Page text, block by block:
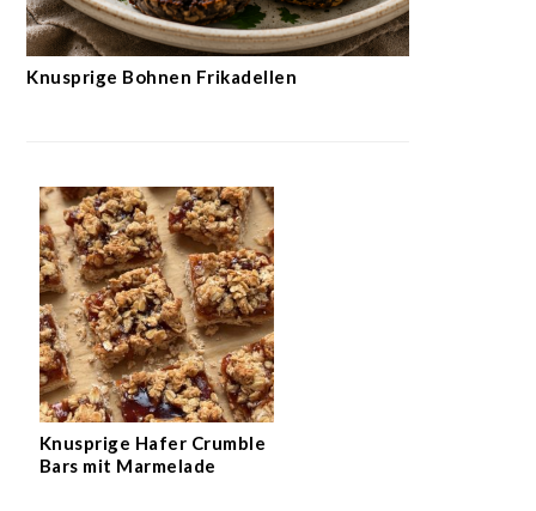
Knusprige Bohnen Frikadellen
Knusprige Hafer Crumble
Bars mit Marmelade